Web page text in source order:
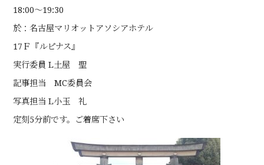
18:00～19:30
於：名古屋マリオットアソシアホテル
17Ｆ『ルピナス』
実行委員 L土屋 聖
記事担当 MC委員会
写真担当 L小玉 礼
定刻5分前です。ご着席下さい